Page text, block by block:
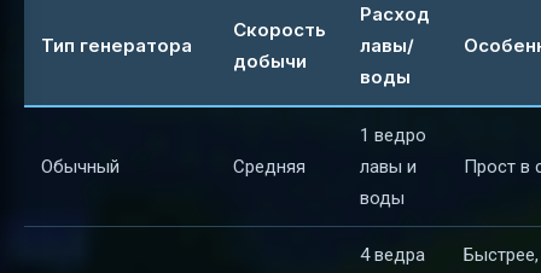
Тип генератора
Скорость
добычи
Расход
лавы/
воды
Обычный Средняя
1 ведро
лавы и
воды
Прост в
4 ведра